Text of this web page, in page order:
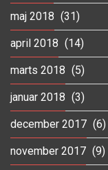
maj 2018 (31)
april 2018 (14)
marts 2018 (5)
januar 2018 (3)
december 2017 (6)
november 2017 (9)